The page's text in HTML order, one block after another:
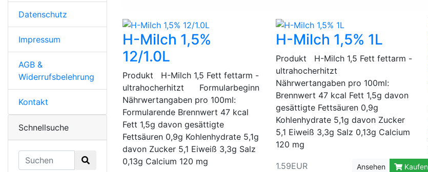
H-Milch 1,5%
12/1.0L
Produkt H-Milch 1,5 Fett fettarm -
ultrahocherhitzt Formularbeginn
Nährwertangaben pro 100ml:
Formularende Brennwert 47 kcal
Fett 1,5g davon gesättigte
Fettsäuren 0,9g Kohlenhydrate 5,1g
davon Zucker 5,1 Eiweiß 3,3g Salz
0,13g Calcium 120 mg
H-Milch 1,5% 1L
Produkt H-Milch 1,5 Fett fettarm -
ultrahocherhitzt
Nährwertangaben pro 100ml:
Brennwert 47 kcal Fett 1,5g davon
gesättigte Fettsäuren 0,9g
Kohlenhydrate 5,1g davon Zucker
5,1 Eiweiß 3,3g Salz 0,13g Calcium
120 mg
1.59EUR
Ansehen Kaufen
Datenschutz
Impressum
AGB &
Widerrufsbelehrung
Kontakt
Schnellsuche